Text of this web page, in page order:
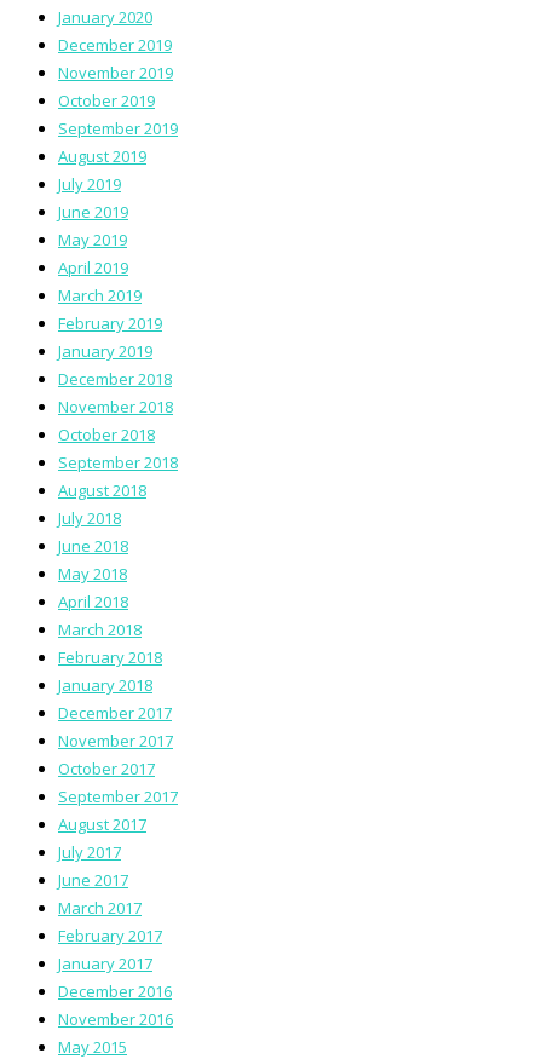
January 2020
December 2019
November 2019
October 2019
September 2019
August 2019
July 2019
June 2019
May 2019
April 2019
March 2019
February 2019
January 2019
December 2018
November 2018
October 2018
September 2018
August 2018
July 2018
June 2018
May 2018
April 2018
March 2018
February 2018
January 2018
December 2017
November 2017
October 2017
September 2017
August 2017
July 2017
June 2017
March 2017
February 2017
January 2017
December 2016
November 2016
May 2015